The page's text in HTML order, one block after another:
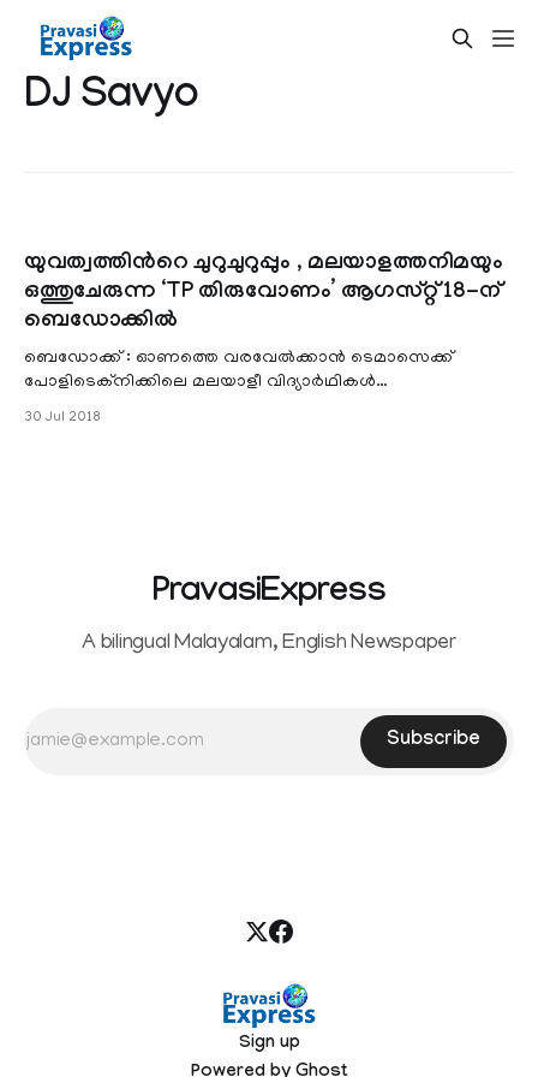
DJ Savyo
യുവത്വത്തിന്‍റെ ചുറുചുറുപ്പും , മലയാളത്തനിമയും
ഒത്തുചേരുന്ന ‘TP തിരുവോണം’ ആഗസ്റ്റ് 18-ന്
ബെഡോക്കില്‍
ബെഡോക്ക് : ഓണത്തെ വരവേല്‍ക്കാന്‍ ടെമാസെക്ക്
പോളിടെക്നിക്കിലെ മലയാളീ വിദ്യാര്‍ഥികള്‍
തയ്യാറായിക്കഴിഞ്ഞു.TP മലയാളീസ്‌ അവതരിപ്പിക്കുന്
30 Jul 2018
PravasiExpress
A bilingual Malayalam, English Newspaper
Subscribe
Sign up